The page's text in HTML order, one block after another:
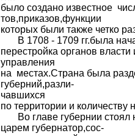
было создано известное
тов,приказов,функции
которых были также четко
В 1708 - 1709 гг.была
перестройка органов власти
управления
на местах.Страна была
губерний,разли-
чавшихся
по территории и количеству
Во главе губернии стоял
царем губернатор,сос-